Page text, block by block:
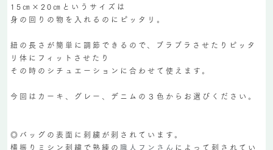
15㎝×20㎝というサイズは
身の回りの物を入れるのにピッタリ。
紐の長さが簡単に調節できるので、ブラブラさせたりピッタ
リ体にフィットさせたり
その時のシチュエーションに合わせて使えます。
今回はカーキ、グレー、デニムの３色からお選びください。
◎バッグの表面に刺繍が刺されています。
横振りミシン刺繍で熟練の 職人フンさん によって刺されてい